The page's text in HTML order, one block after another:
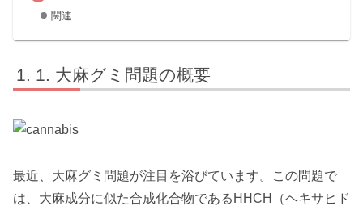
関連
1. 大麻グミ問題の概要
最近、大麻グミ問題が注目を浴びています。この問題で
は、大麻成分に似た合成化合物であるHHCH（ヘキサヒド